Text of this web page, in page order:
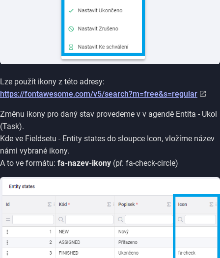
Lze použít ikony z této adresy:
https://fontawesome.com/v5/search?m=free&s=regular
Změnu ikony pro daný stav provedeme v v agendě Entita - Ukol
(Task).
Kde ve Fieldsetu - Entity states do sloupce Icon, vložíme název
námi vybrané ikony.
A to ve formátu: fa-nazev-ikony (př. fa-check-circle)